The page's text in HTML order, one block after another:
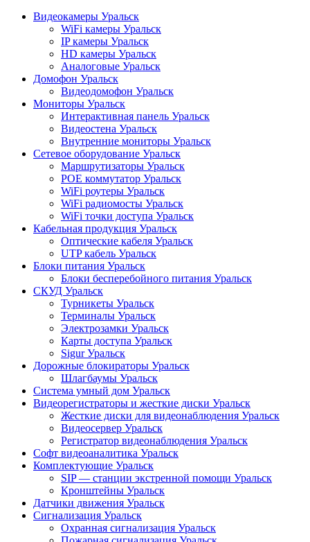
Видеокамеры Уральск
WiFi камеры Уральск
IP камеры Уральск
HD камеры Уральск
Аналоговые Уральск
Домофон Уральск
Видеодомофон Уральск
Мониторы Уральск
Интерактивная панель Уральск
Видеостена Уральск
Внутренние мониторы Уральск
Сетевое оборудование Уральск
Маршрутизаторы Уральск
POE коммутатор Уральск
WiFi роутеры Уральск
WiFi радиомосты Уральск
WiFi точки доступа Уральск
Кабельная продукция Уральск
Оптические кабеля Уральск
UTP кабель Уральск
Блоки питания Уральск
Блоки бесперебойного питания Уральск
СКУД Уральск
Турникеты Уральск
Терминалы Уральск
Электрозамки Уральск
Карты доступа Уральск
Sigur Уральск
Дорожные блокираторы Уральск
Шлагбаумы Уральск
Система умный дом Уральск
Видеорегистраторы и жесткие диски Уральск
Жесткие диски для видеонаблюдения Уральск
Видеосервер Уральск
Регистратор видеонаблюдения Уральск
Софт видеоаналитика Уральск
Комплектующие Уральск
SIP — станции экстренной помощи Уральск
Кронштейны Уральск
Датчики движения Уральск
Сигнализация Уральск
Охранная сигнализация Уральск